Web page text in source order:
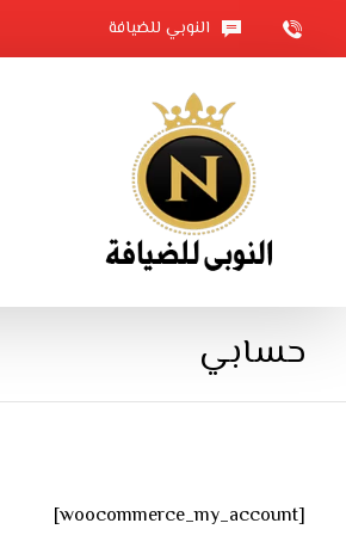
النوبي للضيافة
حسابي
[woocommerce_my_account]